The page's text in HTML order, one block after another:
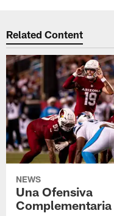
Related Content
NEWS
Una Ofensiva
Complementaria